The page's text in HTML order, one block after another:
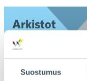
Suostumus
Arkistot